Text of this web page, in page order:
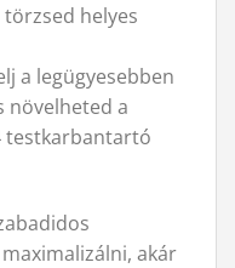
helyes
a legügyesebben
növelheted a
testkarbantartó
akár